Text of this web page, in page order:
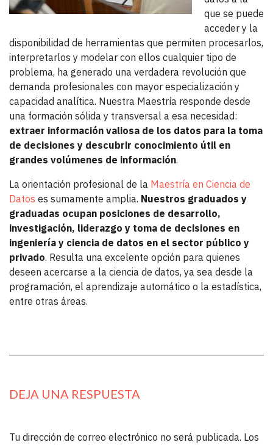
que se puede
acceder y la
disponibilidad de herramientas que permiten procesarlos,
interpretarlos y modelar con ellos cualquier tipo de
problema, ha generado una verdadera revolución que
demanda profesionales con mayor especialización y
capacidad analítica. Nuestra Maestría responde desde
una formación sólida y transversal a esa necesidad:
extraer información valiosa de los datos para la toma
de decisiones y descubrir conocimiento útil en
grandes volúmenes de información.
La orientación profesional de la Maestría en Ciencia de
Datos es sumamente amplia. Nuestros graduados y
graduadas ocupan posiciones de desarrollo,
investigación, liderazgo y toma de decisiones en
ingeniería y ciencia de datos en el sector público y
privado. Resulta una excelente opción para quienes
deseen acercarse a la ciencia de datos, ya sea desde la
programación, el aprendizaje automático o la estadística,
entre otras áreas.
DEJA UNA RESPUESTA
Tu dirección de correo electrónico no será publicada. Los